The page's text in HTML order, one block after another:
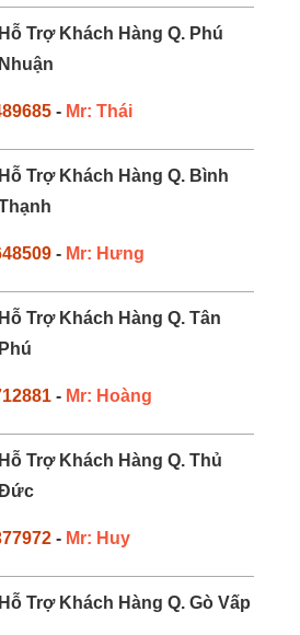
Hỗ Trợ Khách Hàng Q. Phú
Nhuận
- Mr: Thái
Hỗ Trợ Khách Hàng Q. Bình
- Mr: Hưng
Hỗ Trợ Khách Hàng Q. Tân
Phú
- Mr: Hoàng
Hỗ Trợ Khách Hàng Q. Thủ
- Mr: Huy
Hỗ Trợ Khách Hàng Q. Gò Vấp